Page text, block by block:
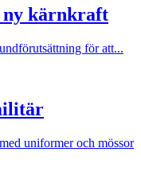
ny kärnkraft
för att...
uniformer och mössor